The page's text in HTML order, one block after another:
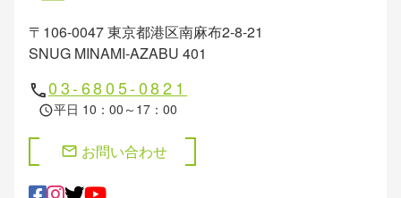
〒106-0047 東京都港区南麻布2-8-21
SNUG MINAMI-AZABU 401
phone03-6805-0821
schedule平日 10：00～17：00
mail お問い合わせ